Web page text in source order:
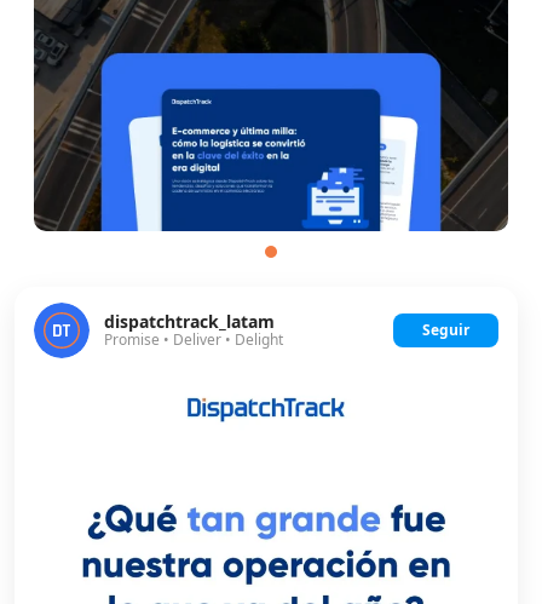
dispatchtrack_latam
Promise • Deliver • Delight Seguir